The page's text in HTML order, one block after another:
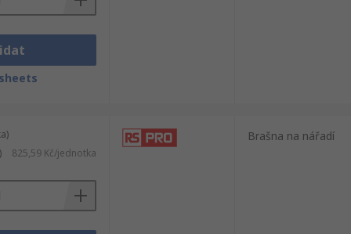
825,59 Kč/jednotka
Brašna na nářadí